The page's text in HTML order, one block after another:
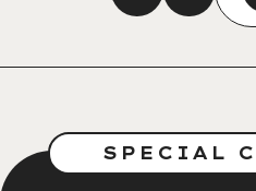
SPECIAL